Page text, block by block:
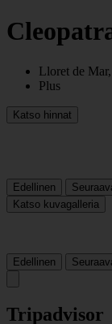
Lloret de
Plus
Katso hinnat
Edellinen
Katso kuvagalleria
Edellinen
Tripadvisor